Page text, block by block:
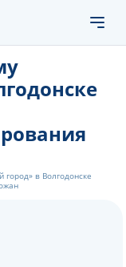
в Волгодонске